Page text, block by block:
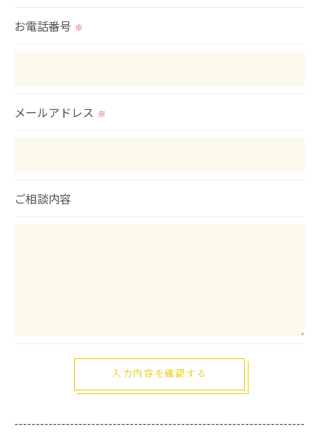
お電話番号 ※
メールアドレス ※
ご相談内容
--------------------------------------------------------------------